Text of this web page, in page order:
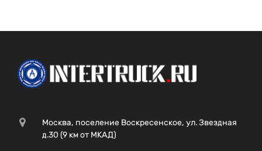
Москва, поселение Воскресенское, ул. Звездная
д.30 (9 км от МКАД)